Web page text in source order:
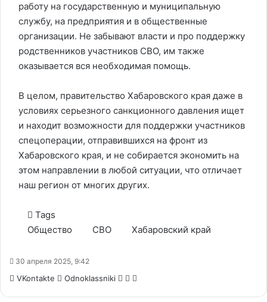
работу на государственную и муниципальную
службу, на предприятия и в общественные
организации. Не забывают власти и про поддержку
родственников участников СВО, им также
оказывается вся необходимая помощь.
В целом, правительство Хабаровского края даже в
условиях серьезного санкционного давления ищет
и находит возможности для поддержки участников
спецоперации, отправившихся на фронт из
Хабаровского края, и не собирается экономить на
этом направлении в любой ситуации, что отличает
наш регион от многих других.
Tags
Общество
СВО Хабаровский край
30 апреля 2025, 9:42
VKontakte Odnoklassniki WhatsApp
Telegram